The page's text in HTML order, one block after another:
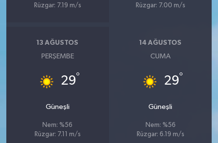
Rüzgar: 7.19 m/s
Rüzgar: 7.00 m/s
13 AĞUSTOS
PERŞEMBE
29°
Güneşli
Nem: %56
Rüzgar: 7.11 m/s
14 AĞUSTOS
CUMA
29°
Güneşli
Nem: %56
Rüzgar: 6.19 m/s